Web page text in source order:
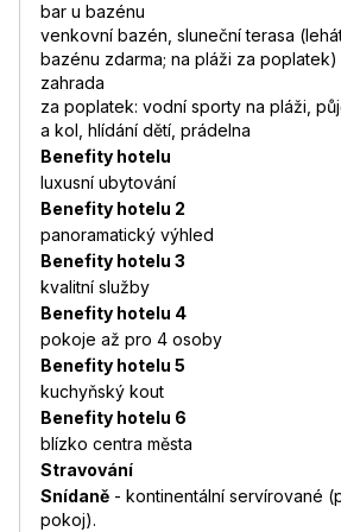
bar u bazénu
venkovní bazén, sluneční terasa
bazénu zdarma; na pláži za poplatek)
zahrada
za poplatek: vodní sporty na pláži,
a kol, hlídání dětí, prádelna
Benefity hotelu
luxusní ubytování
Benefity hotelu 2
panoramatický výhled
Benefity hotelu 3
kvalitní služby
Benefity hotelu 4
pokoje až pro 4 osoby
Benefity hotelu 5
kuchyňský kout
Benefity hotelu 6
blízko centra města
Stravování
Snídaně - kontinentální servírované
pokoj).